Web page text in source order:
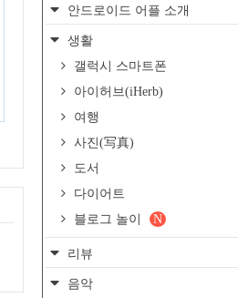
안드로이드 어플 소개
생활
갤럭시 스마트폰
아이허브(iHerb)
여행
사진(写真)
도서
다이어트
블로그 놀이
N
리뷰
음악